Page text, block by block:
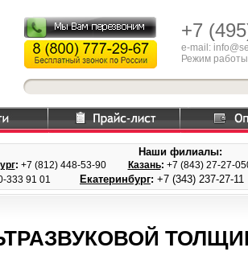
+7
e-mail:
Режим
Наши филиалы:
: +7 (812) 448-53-90 Казань: +7 (843) 27-27-
333 91 01 Екатеринбург: +7 (343) 237-